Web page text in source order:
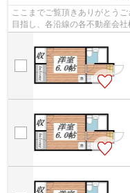
ここまでご覧頂きありがとう
目指し、各沿線の各不動産会
様へ提供しております！最新の